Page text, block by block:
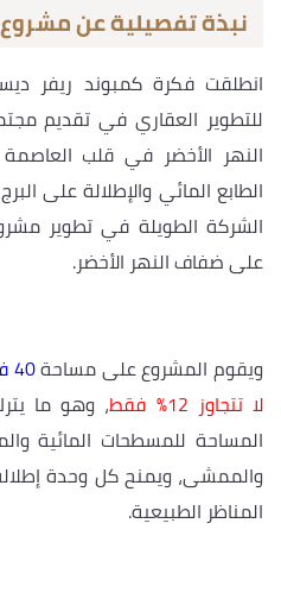
نبذة تفصيلية عن
انطلقت فكرة كمبوند ريفر
للتطوير العقاري في تقديم
النهر الأخضر في قلب العاصمة
الطابع المائي والإطلالة على
الشركة الطويلة في تطوير
على ضفاف النهر الأخضر.
ويقوم المشروع على مساحة40 فداناً
لا تتجاوز 12% فقط
المساحة للمسطحات المائية
والممشى، ويمنح كل وحدة
المناظر الطبيعية.